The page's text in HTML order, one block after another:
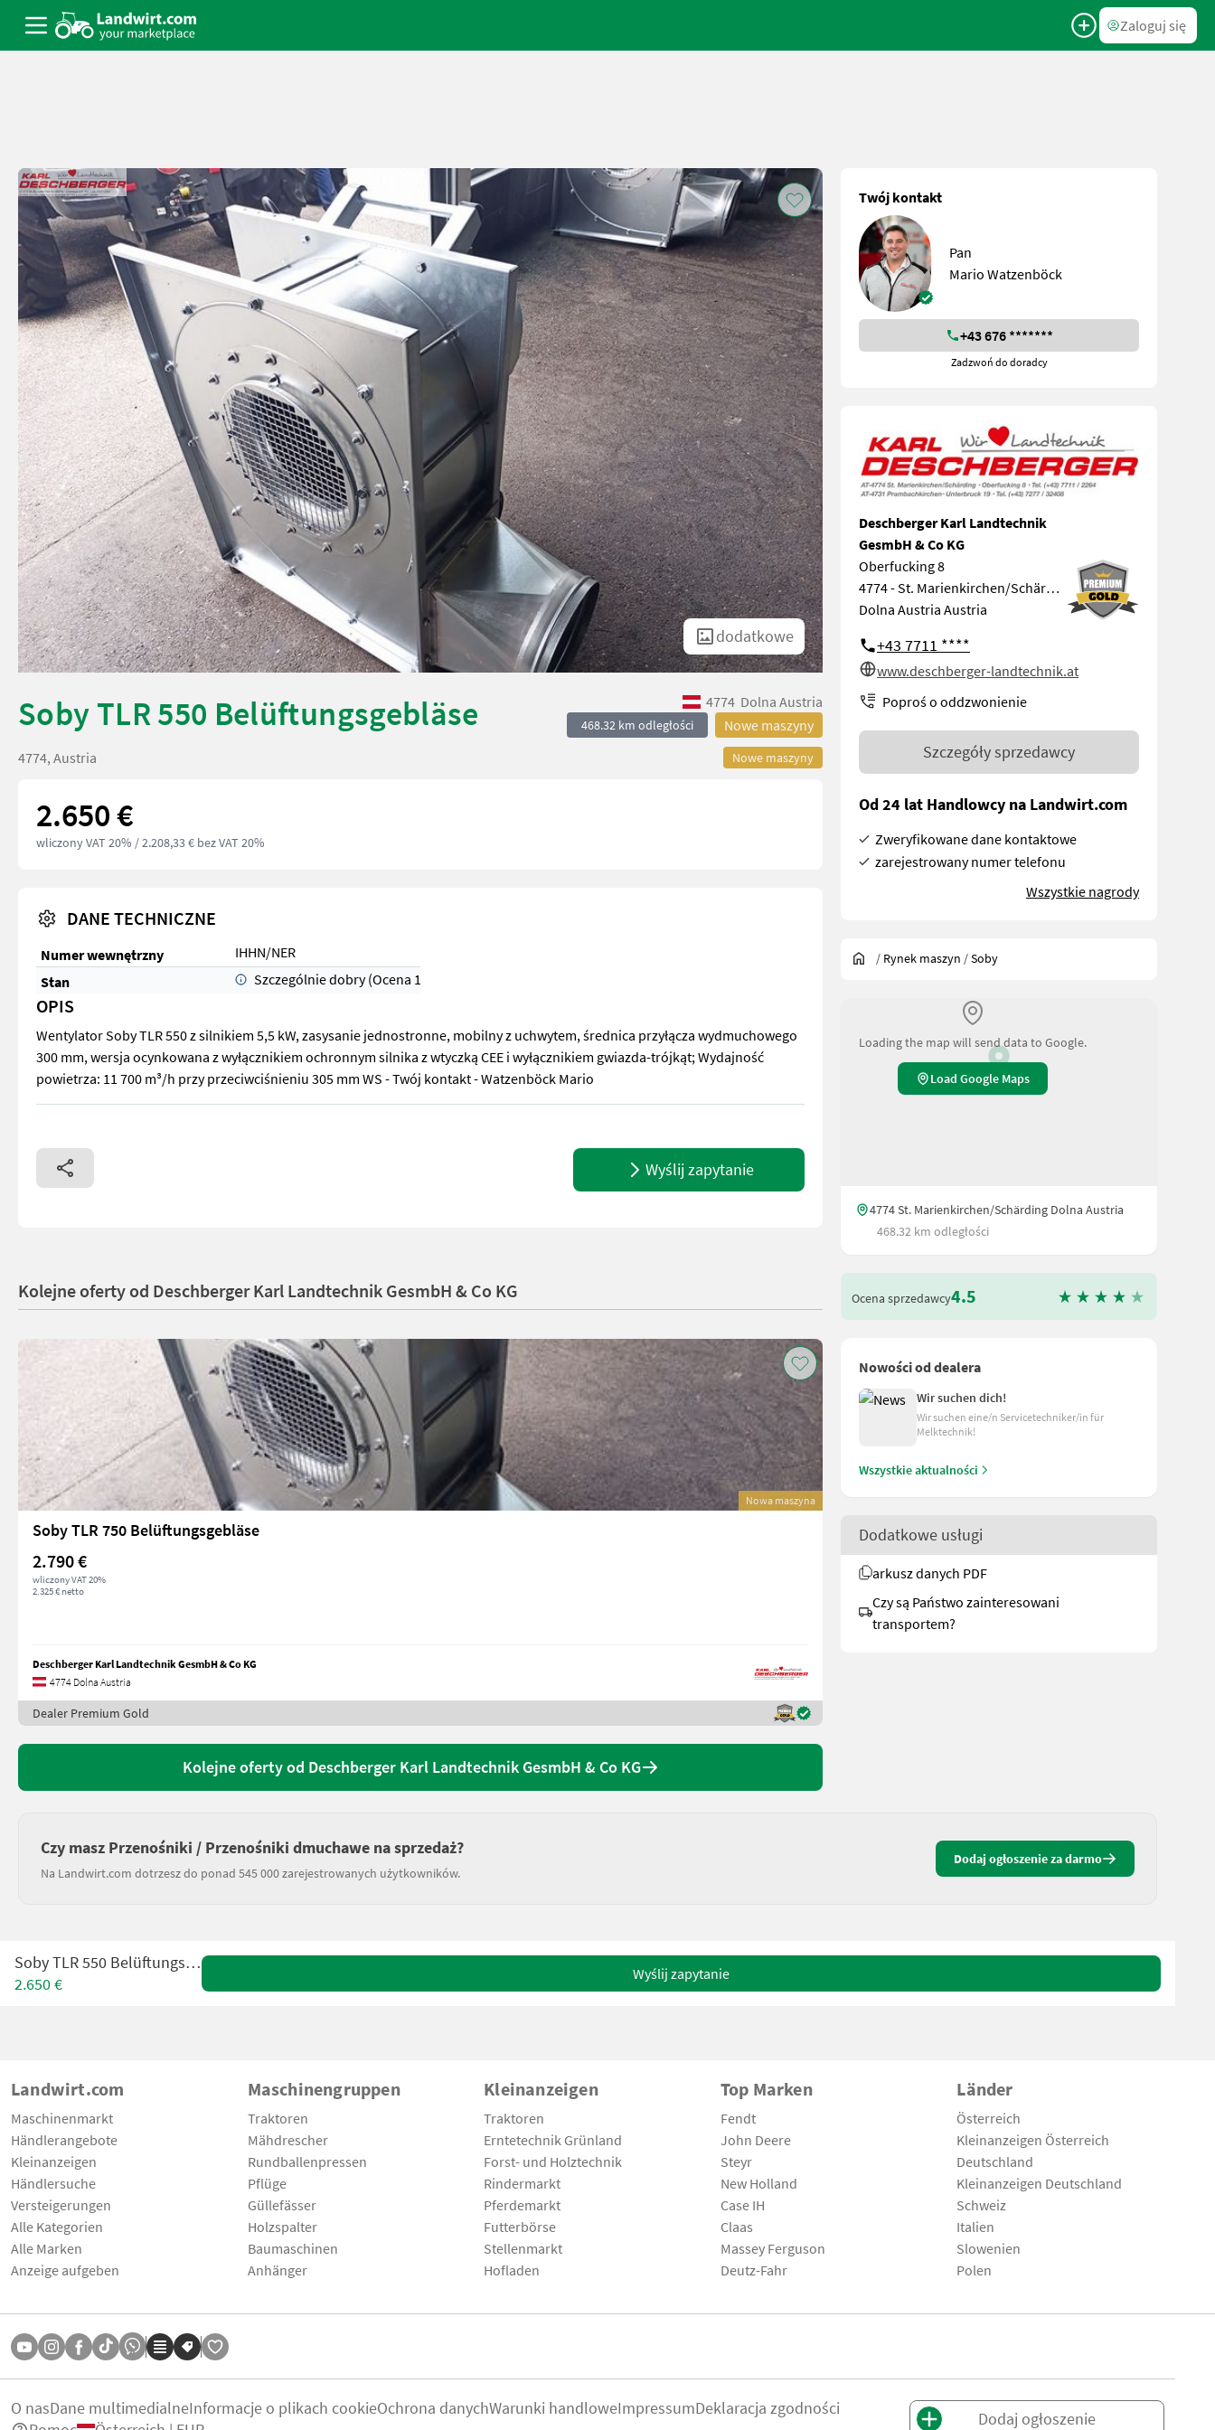
Zaloguj się
dodatkowe
Soby TLR 550 Belüftungsgebläse 4774 Dolna Austria
468.32 km odległości Nowe maszyny
Nowe maszyny
4774, Austria
2.650 €
wliczony VAT 20% / 2.208,33 € bez VAT 20%
DANE TECHNICZNE
Numer wewnętrzny
IHHN/NER
Stan
Szczególnie dobry (Ocena 1)
OPIS
Wentylator Soby TLR 550 z silnikiem 5,5 kW, zasysanie jednostronne, mobilny z uchwytem, średnica przyłącza wydmuchowego
300 mm, wersja ocynkowana z wyłącznikiem ochronnym silnika z wtyczką CEE i wyłącznikiem gwiazda-trójkąt; Wydajność
powietrza: 11 700 m³/h przy przeciwciśnieniu 305 mm WS - Twój kontakt - Watzenböck Mario
Wentylator Soby TLR 550 z silnikiem 5,5 kW, zasysanie jednostronne, mobilny z uchwytem, średnica przyłącza wydmuchowego 300 mm, wersja ocynkowana z wyłącznikiem ochronnym silnika z
Wyślij zapytanie
Twój kontakt
Pan
Mario Watzenböck
+43 676 *******
Zadzwoń do doradcy
Deschberger Karl Landtechnik
GesmbH & Co KG
Oberfucking 8
4774 - St. Marienkirchen/Schärding
Dolna Austria Austria
+43 7711 ****
www.deschberger-landtechnik.at
Poproś o oddzwonienie
Szczegóły sprzedawcy
Od 24 lat Handlowcy na Landwirt.com
Zweryfikowane dane kontaktowe
zarejestrowany numer telefonu
Wszystkie nagrody
/ Rynek maszyn /Soby
Loading the map will send data to Google.
Load Google Maps
4774 St. Marienkirchen/Schärding Dolna Austria
468.32 km odległości
Ocena sprzedawcy4.5
Nowości od dealera
Wir suchen dich!
Wir suchen eine/n Servicetechniker/in für
Melktechnik!
Wszystkie aktualności
Dodatkowe usługi
arkusz danych PDF
Czy są Państwo zainteresowani
transportem?
Kolejne oferty od Deschberger Karl Landtechnik GesmbH & Co KG
Nowa maszyna
Soby TLR 750 Belüftungsgebläse
2.790 €
wliczony VAT 20%
2.325 € netto
Deschberger Karl Landtechnik GesmbH & Co KG
4774 Dolna Austria
Dealer Premium Gold
Soby TLR 400 Belüftungsgebläse
2.150 €
wliczony VAT 20%
Kolejne oferty od Deschberger Karl Landtechnik GesmbH & Co KG
Czy masz Przenośniki / Przenośniki dmuchawe na sprzedaż?
Na Landwirt.com dotrzesz do ponad 545 000 zarejestrowanych użytkowników.
Dodaj ogłoszenie za darmo
Soby TLR 550 Belüftungsgebläse
2.650 €
Wyślij zapytanie
Landwirt.com
Maschinenmarkt
Händlerangebote
Kleinanzeigen
Händlersuche
Versteigerungen
Alle Kategorien
Alle Marken
Anzeige aufgeben
Maschinengruppen
Traktoren
Mähdrescher
Rundballenpressen
Pflüge
Güllefässer
Holzspalter
Baumaschinen
Anhänger
Kleinanzeigen
Traktoren
Erntetechnik Grünland
Forst- und Holztechnik
Rindermarkt
Pferdemarkt
Futterbörse
Stellenmarkt
Hofladen
Top Marken
Fendt
John Deere
Steyr
New Holland
Case IH
Claas
Massey Ferguson
Deutz-Fahr
Länder
Österreich
Kleinanzeigen Österreich
Deutschland
Kleinanzeigen Deutschland
Schweiz
Italien
Slowenien
Polen
O nasDane multimedialneInformacje o plikach cookieOchrona danychWarunki handloweImpressumDeklaracja zgodności
Dodaj ogłoszenie